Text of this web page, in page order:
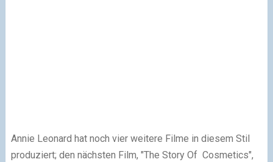
Annie Leonard hat noch vier weitere Filme in diesem Stil
produziert; den nächsten Film, "The Story Of Cosmetics",